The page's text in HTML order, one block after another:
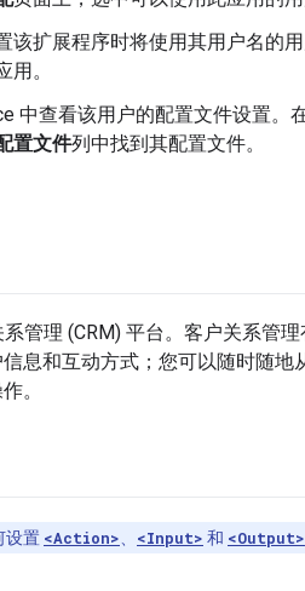
该扩展程序时将使用其用户名的
用。
中查看该用户的配置文件设置。
置文件列中找到其配置文件。
管理 (CRM) 平台。客户关系管
息和互动方式；您可以随时随
。
设置 <Action> <Input> 和 <Output>